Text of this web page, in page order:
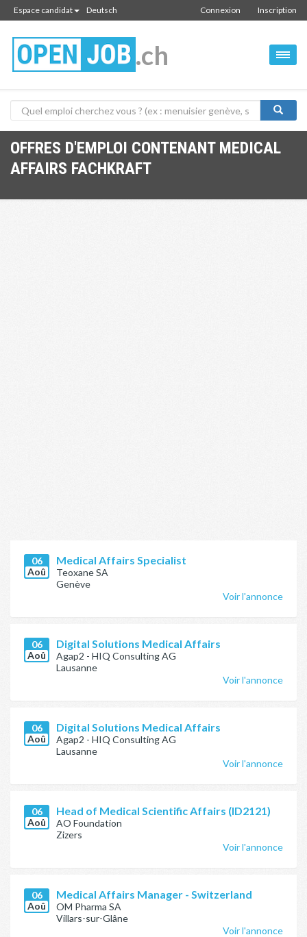
Espace candidat Deutsch Inscription
Connexion
.ch
OFFRES D'EMPLOI CONTENANT MEDICAL
AFFAIRS FACHKRAFT
06
Aoû
Medical Affairs Specialist
Teoxane SA
Genève
Voir l'annonce
06
Aoû
Digital Solutions Medical Affairs
Agap2 - HIQ Consulting AG
Lausanne
Voir l'annonce
06
Aoû
Digital Solutions Medical Affairs
Agap2 - HIQ Consulting AG
Lausanne
Voir l'annonce
06
Aoû
Head of Medical Scientific Affairs (ID2121)
AO Foundation
Zizers
Voir l'annonce
06
Aoû
Medical Affairs Manager - Switzerland
OM Pharma SA
Villars-sur-Glâne
Voir l'annonce